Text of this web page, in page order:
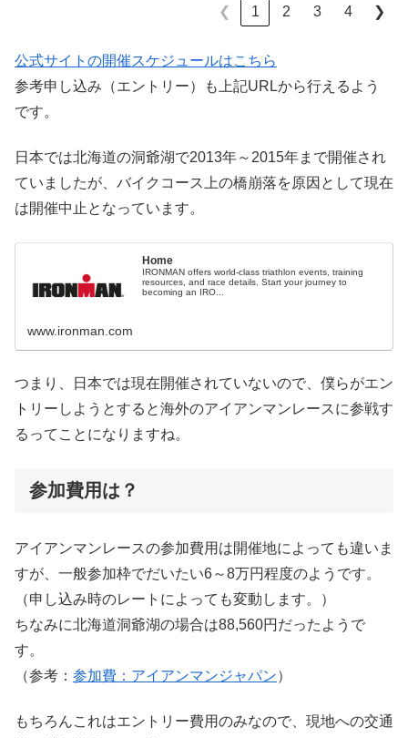
❮ 1 2 3 4 ❯
公式サイトの開催スケジュールはこちら
参考申し込み（エントリー）も上記URLから行えるよう
です。
日本では北海道の洞爺湖で2013年～2015年まで開催され
ていましたが、バイクコース上の橋崩落を原因として現在
は開催中止となっています。
Home
IRONMAN offers world-class triathlon events, training
resources, and race details. Start your journey to
becoming an IRO...
www.ironman.com
つまり、日本では現在開催されていないので、僕らがエン
トリーしようとすると海外のアイアンマンレースに参戦す
るってことになりますね。
参加費用は？
アイアンマンレースの参加費用は開催地によっても違いま
すが、一般参加枠でだいたい6～8万円程度のようです。
（申し込み時のレートによっても変動します。）
ちなみに北海道洞爺湖の場合は88,560円だったようで
す。
（参考： 参加費：アイアンマンジャパン）
もちろんこれはエントリー費用のみなので、現地への交通